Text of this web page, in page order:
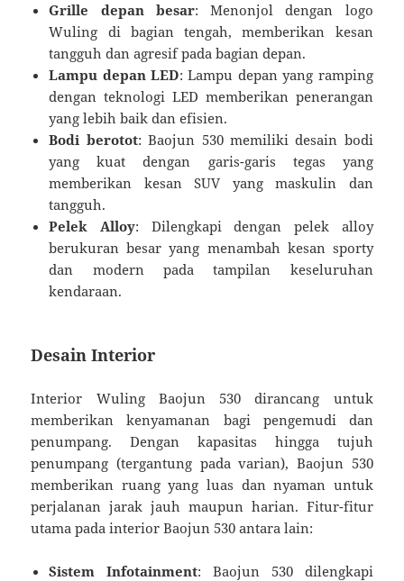
Grille depan besar: Menonjol dengan logo
Wuling di bagian tengah, memberikan kesan
tangguh dan agresif pada bagian depan.
Lampu depan LED: Lampu depan yang ramping
dengan teknologi LED memberikan penerangan
yang lebih baik dan efisien.
Bodi berotot: Baojun 530 memiliki desain bodi
yang kuat dengan garis-garis tegas yang
memberikan kesan SUV yang maskulin dan
tangguh.
Pelek Alloy: Dilengkapi dengan pelek alloy
berukuran besar yang menambah kesan sporty
dan modern pada tampilan keseluruhan
kendaraan.
Desain Interior
Interior Wuling Baojun 530 dirancang untuk
memberikan kenyamanan bagi pengemudi dan
penumpang. Dengan kapasitas hingga tujuh
penumpang (tergantung pada varian), Baojun 530
memberikan ruang yang luas dan nyaman untuk
perjalanan jarak jauh maupun harian. Fitur-fitur
utama pada interior Baojun 530 antara lain:
Sistem Infotainment: Baojun 530 dilengkapi